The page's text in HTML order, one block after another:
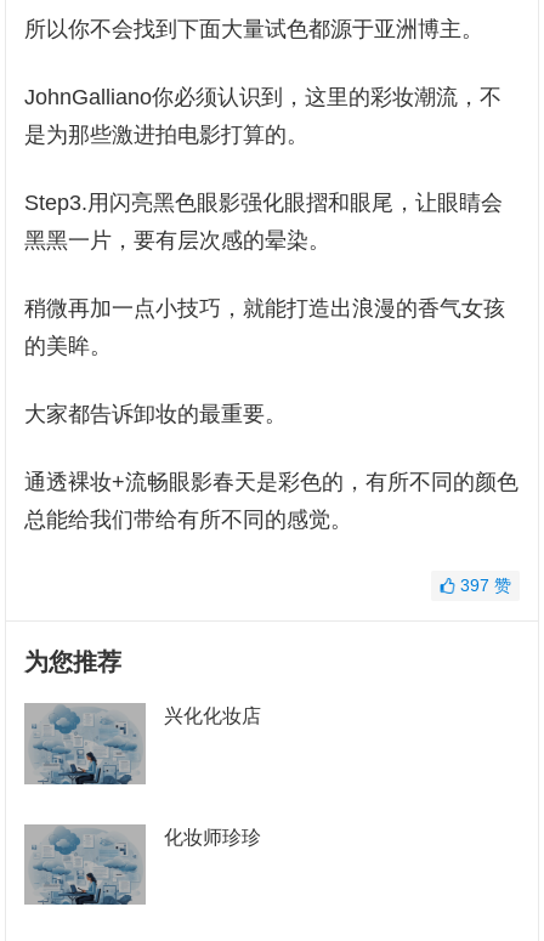
所以你不会找到下面大量试色都源于亚洲博主。
JohnGalliano你必须认识到，这里的彩妆潮流，不
是为那些激进拍电影打算的。
Step3.用闪亮黑色眼影强化眼摺和眼尾，让眼睛会
黑黑一片，要有层次感的晕染。
稍微再加一点小技巧，就能打造出浪漫的香气女孩
的美眸。
大家都告诉卸妆的最重要。
通透裸妆+流畅眼影春天是彩色的，有所不同的颜色
总能给我们带给有所不同的感觉。
397 赞
为您推荐
兴化化妆店
化妆师珍珍